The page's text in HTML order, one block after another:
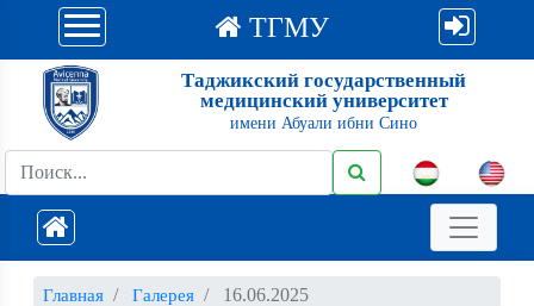
ТГМУ
Таджикский государственный
медицинский университет
имени Абуали ибни Сино
Главная Галерея 16.06.2025